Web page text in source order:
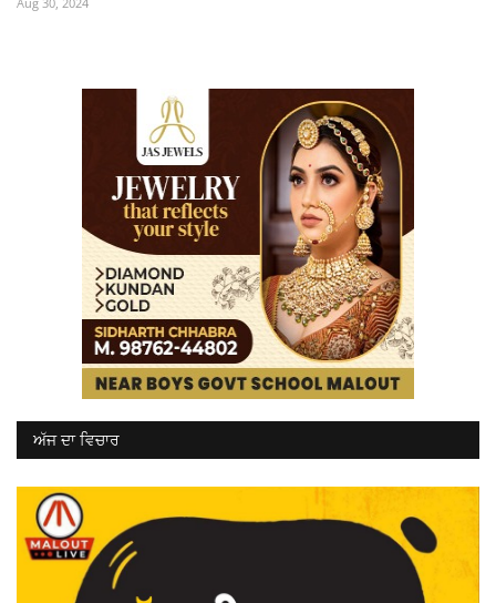
ਅੱਜ ਦਾ ਵਿਚਾਰ